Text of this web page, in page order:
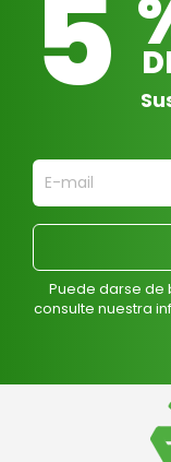
5
Puede darse de
consulte nuestra